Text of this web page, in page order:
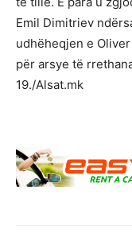
Emil Dimitriev
udhëheqjen e
për arsye të
19./Alsat.mk